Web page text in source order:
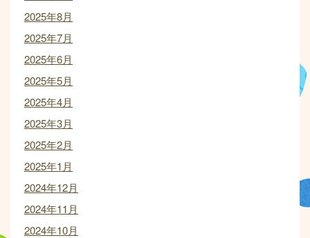
2025年8月
2025年7月
2025年6月
2025年5月
2025年4月
2025年3月
2025年2月
2025年1月
2024年12月
2024年11月
2024年10月